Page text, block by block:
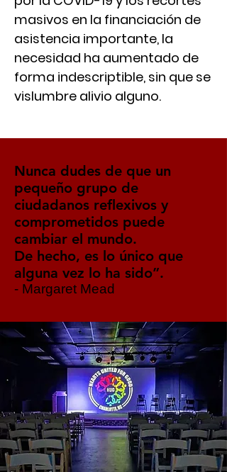
masivos en la financiación de
asistencia importante, la
necesidad ha aumentado de
forma indescriptible, sin que se
vislumbre alivio alguno.
Nunca dudes de que un
pequeño grupo de
ciudadanos reflexivos y
comprometidos puede
cambiar el mundo.
De hecho, es lo único que
alguna vez lo ha sido”.
- Margaret Mead